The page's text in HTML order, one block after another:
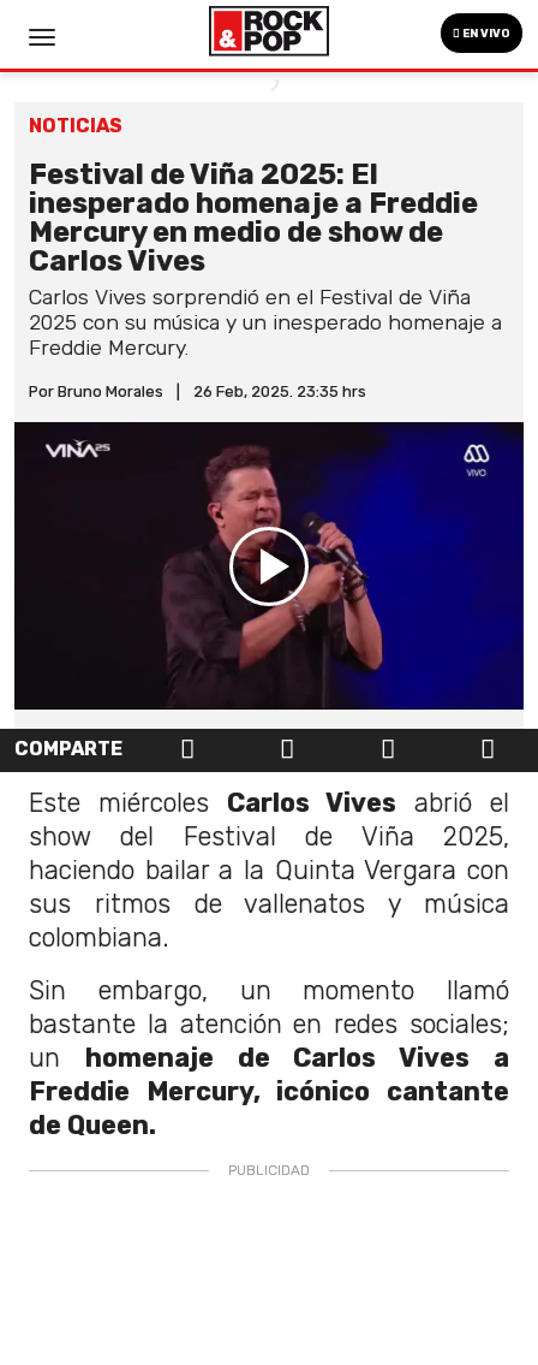
EN VIVO
NOTICIAS
Festival de Viña 2025: El
inesperado homenaje a Freddie
Mercury en medio de show de
Carlos Vives
Carlos Vives sorprendió en el Festival de Viña
2025 con su música y un inesperado homenaje a
Freddie Mercury.
Por Bruno Morales 26 Feb, 2025. 23:35 hrs
COMPARTE
Este miércoles Carlos Vives abrió el
show del Festival de Viña 2025,
haciendo bailar a la Quinta Vergara con
sus ritmos de vallenatos y música
colombiana.
Sin embargo, un momento llamó
bastante la atención en redes sociales;
un homenaje de Carlos Vives a
Freddie Mercury, icónico cantante
de Queen.